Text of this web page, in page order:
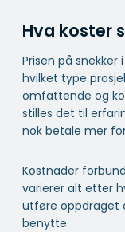
Hva koster
Prisen på
hvilket type
omfattende og
stilles det til
nok betale mer
Kostnader
varierer alt etter
utføre oppdraget
benytte.